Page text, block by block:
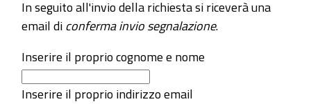
In seguito all'invio della richiesta si riceverà una
email diconferma invio segnalazione.
Inserire il proprio cognome e nome
Inserire il proprio indirizzo email